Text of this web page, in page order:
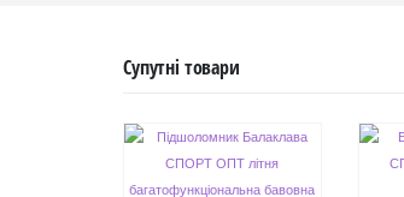
Супутні товари